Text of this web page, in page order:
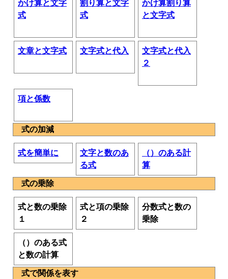
かけ算と文字
式
割り算と文字
式
かけ算割り算
と文字式
文章と文字式 文字式と代入
文字式と代入
２
項と係数
式の加減
式を簡単に
文字と数のあ
る式
（）のある計
算
式の乗除
式と数の乗除
１
式と項の乗除
２
分数式と数の
乗除
（）のある式
と数の計算
式で関係を表す